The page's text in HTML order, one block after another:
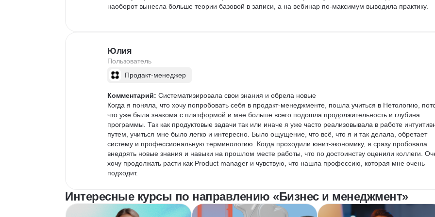
наоборот вынесла больше теории базовой в записи, а на вебинар по-максимум выводила практику.
количественные не особо. Но возможно это только потому что мне именно это интересно, поэтому
отмечаю данный момент.
в программу добавлять много работы с целыми кейсами, как дают на тестовых. Потому что только так
можно переложить все знания из теории в опыт как их применять. Основные домашки были
Но я бы заменила групповые работы по дипломам, на групповые работа по кейсам. Доп задания для
самостоятельной работы без проверки преподавателя считаю неэффективными. Не хочется делать
что никто не проверит и не даст рекомендации. Для себя лучше реально искать кейс и делать их, и
может искать себе ментора дополнительно на проверку. Так как без обратной связи, особенно без
релевантного опыта не просто. Ну или рассматривать сразу варианты стажировок.
Сейчас когда нахожусь в поиске работы, все вакансии читаю и понимаю что требуется. Понятно, что
Работа над дипломом потребовала много времени. Если отнестись к этому серьезно, а не для
Юлия
Пользователь
Продакт-менеджер
Комментарий: Систематизировала свои знания и обрела новые
Когда я поняла, что хочу попробовать себя в продакт-менеджменте, пошла учиться в Нетологию,
что уже была знакома с платформой и мне больше всего подошла продолжительность и глубина
программы. Так как продуктовые задачи так или иначе я уже часто реализовывала в работе
путем, учиться мне было легко и интересно. Было ощущение, что всё, что я и так делала, обретает
систему и профессиональную терминологию. Когда проходили юнит-экономику, я сразу пробовала
внедрять новые знания и навыки на прошлом месте работы, что по достоинству оценили коллеги.
хочу продолжать расти как Product manager и чувствую, что нашла профессию, которая мне очень
подходит.
Интересные курсы по направлению «Бизнес и менеджмент»